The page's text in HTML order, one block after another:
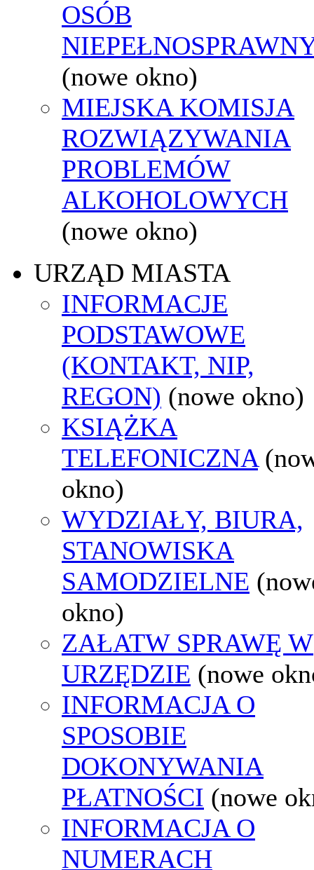
OSÓB
(nowe okno)
MIEJSKA KOMISJA
ROZWIĄZYWANIA
PROBLEMÓW
ALKOHOLOWYCH
(nowe okno)
URZĄD MIASTA
INFORMACJE
PODSTAWOWE
(KONTAKT, NIP,
REGON) (nowe okno)
KSIĄŻKA
TELEFONICZNA
okno)
WYDZIAŁY, BIURA,
STANOWISKA
SAMODZIELNE
okno)
ZAŁATW SPRAWĘ W
URZĘDZIE (nowe
INFORMACJA O
SPOSOBIE
DOKONYWANIA
PŁATNOŚCI (nowe
INFORMACJA O
NUMERACH